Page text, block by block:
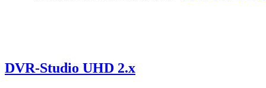
DVR-Studio UHD 2.x